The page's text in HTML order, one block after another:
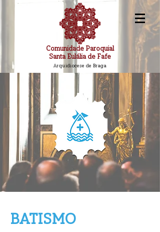
Comunidade Paroquial
Santa Eulália de Fafe
Arquidiocese de Braga
BATISMO